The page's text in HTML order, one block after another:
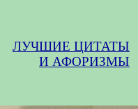
ЛУЧШИЕ ЦИТАТЫ
И АФОРИЗМЫ